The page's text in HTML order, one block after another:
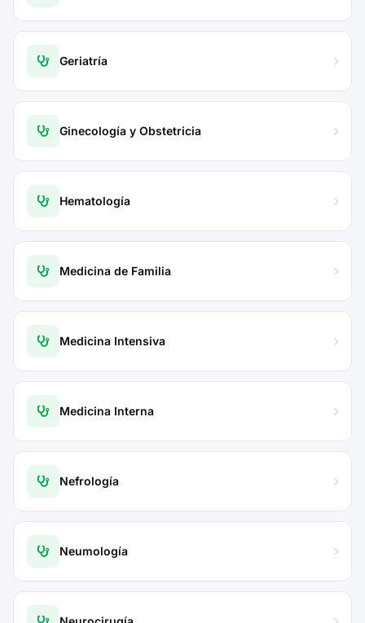
Geriatría
Ginecología y Obstetricia
Hematología
Medicina de Familia
Medicina Intensiva
Medicina Interna
Nefrología
Neumología